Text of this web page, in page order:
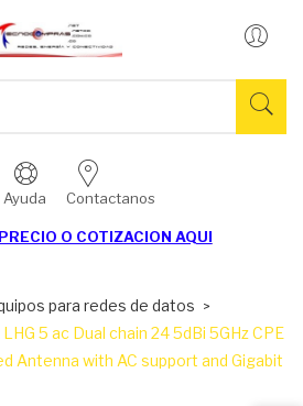
Ayuda Contactanos
PRECIO O COTIZACION AQUI
para redes de datos
5 ac Dual chain 24 5dBi 5GHz CPE
Antenna with AC support and Gigabit